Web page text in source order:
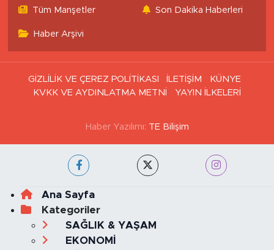
Tüm Manşetler Son Dakika Haberleri
Haber Arşivi
GİZLİLİK VE ÇEREZ POLİTİKASI İLETİŞİM
KÜNYE
KVKK VE AYDINLATMA METNİ
YAYIN İLKELERİ
Haber Yazılımı: TE Bilişim
Ana Sayfa
Kategoriler
SAĞLIK & YAŞAM
EKONOMİ